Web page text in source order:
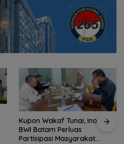
Kupon Wakaf Tunai, Inovasi
BWI Batam Perluas
Partisipasi Masyarakat